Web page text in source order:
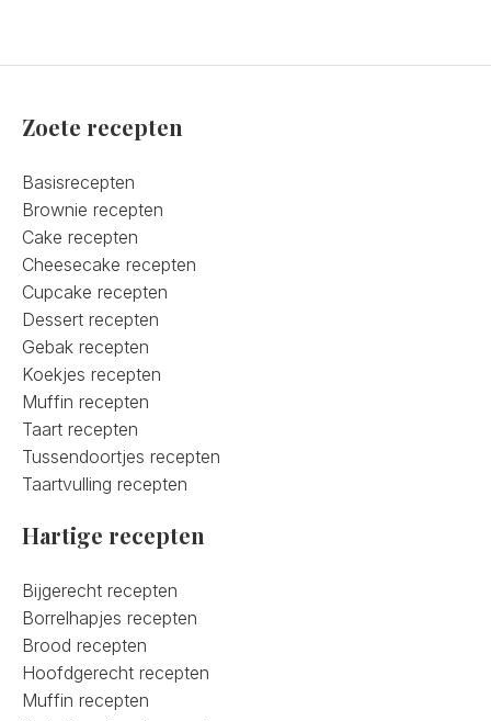
Zoete recepten
Basisrecepten
Brownie recepten
Cake recepten
Cheesecake recepten
Cupcake recepten
Dessert recepten
Gebak recepten
Koekjes recepten
Muffin recepten
Taart recepten
Tussendoortjes recepten
Taartvulling recepten
Hartige recepten
Bijgerecht recepten
Borrelhapjes recepten
Brood recepten
Hoofdgerecht recepten
Muffin recepten